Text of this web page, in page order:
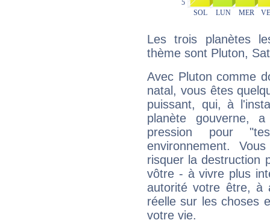
Les trois planètes
thème sont Pluton,
Avec Pluton comme
natal, vous êtes
puissant, qui, à
planète gouverne,
pression pour
environnement.
risquer la destruction
vôtre - à vivre plus
autorité votre être, à
réelle sur les choses
votre vie.